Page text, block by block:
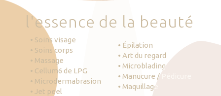
'essence de la beauté
• Soins visage
• Soins corps
• Massage
• Cellum6 de LPG
• Microdermabrasion
• Jet peel
• Épilation
• Art du regard
• Microblading
• Manucure / Pédicure
• Maquillage